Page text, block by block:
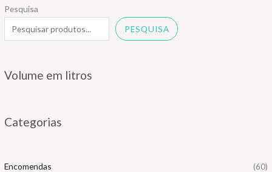
Pesquisa
PESQUISA
Volume em litros
Categorias
Encomendas (60)